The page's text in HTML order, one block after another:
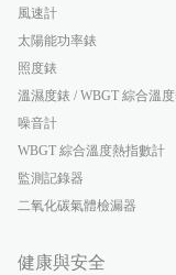
風速計
太陽能功率錶
照度錶
溫濕度錶 / WBGT 綜合溫
噪音計
WBGT 綜合溫度熱指數計
監測記錄器
二氧化碳氣體檢漏器
健康與安全